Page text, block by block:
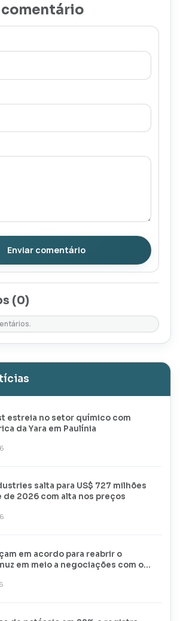
comentário
Enviar comentário
(0)
estreia no setor químico com
da Yara em Paulínia
salta para US$ 727 milhões
de 2026 com alta nos preços
em acordo para reabrir o
em meio a negociações com os